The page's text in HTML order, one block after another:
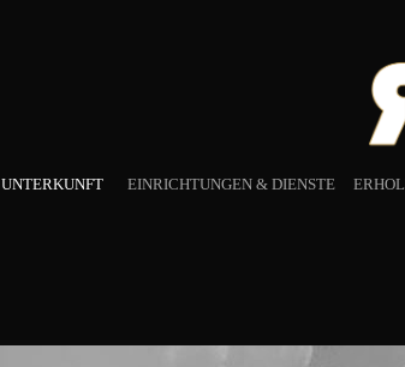
UNTERKUNFT EINRICHTUNGEN & DIENSTE